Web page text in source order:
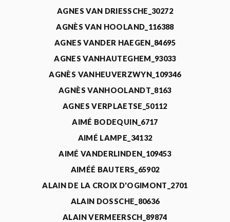
AGNES VAN DRIESSCHE_30272
AGNÈS VAN HOOLAND_116388
AGNES VANDER HAEGEN_84695
AGNES VANHAUTEGHEM_93033
AGNÈS VANHEUVERZWYN_109346
AGNÈS VANHOOLANDT_8163
AGNES VERPLAETSE_50112
AIMÉ BODEQUIN_6717
AIMÉ LAMPE_34132
AIMÉ VANDERLINDEN_109453
AIMÉÉ BAUTERS_65902
ALAIN DE LA CROIX D'OGIMONT_2701
ALAIN DOSSCHE_80636
ALAIN VERMEERSCH_89874